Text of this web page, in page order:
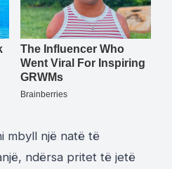
mbyll një natë të
ndërsa pritet të jetë